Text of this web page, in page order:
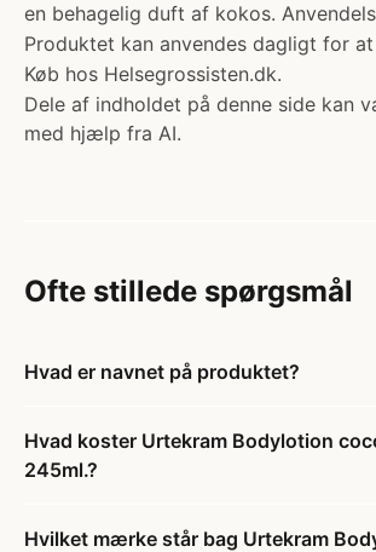
en behagelig duft af kokos.
Produktet kan anvendes dagligt for
Køb hos Helsegrossisten.dk.
Dele af indholdet på denne side kan
med hjælp fra AI.
Ofte stillede spørgsmål
Hvad er navnet på produktet?
Hvad koster Urtekram Bodylotion
245ml.?
Hvilket mærke står bag Urtekram